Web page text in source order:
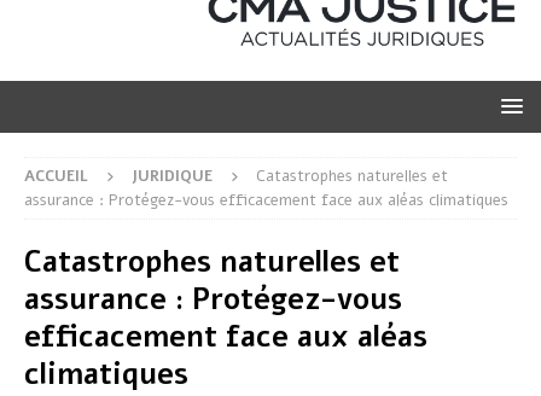
ACCUEIL JURIDIQUE
Catastrophes naturelles et
assurance : Protégez-vous efficacement face aux aléas climatiques
Catastrophes naturelles et
assurance : Protégez-vous
efficacement face aux aléas
climatiques